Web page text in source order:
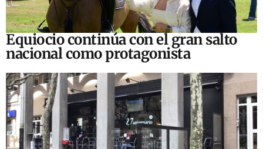
Equiocio continúa con el gran salto
nacional como protagonista